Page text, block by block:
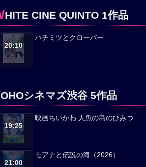
HITE CINE QUINTO 1作品
20:10
ハチミツとクローバー
OHOシネマズ渋谷 5作品
19:25
映画ちいかわ 人魚の島のひみつ
21:00
モアナと伝説の海（2026）